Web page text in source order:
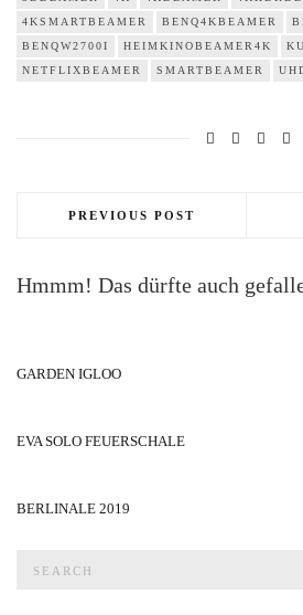
4KSMARTBEAMER
BENQ4KBEAMER
BENQW2700I
HEIMKINOBEAMER4K
NETFLIXBEAMER
SMARTBEAMER
PREVIOUS POST
Hmmm! Das dürfte auch
GARDEN IGLOO
EVA SOLO FEUERSCHALE
BERLINALE 2019